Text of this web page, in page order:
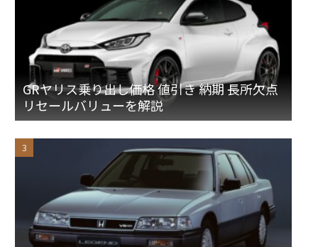
GRヤリス乗り出し価格 値引き 納期 長所欠点
リセールバリューを解説